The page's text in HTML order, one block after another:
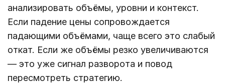
анализировать объёмы, уровни и контекст.
Если падение цены сопровождается
падающими объёмами, чаще всего это слабый
откат. Если же объёмы резко увеличиваются
— это уже сигнал разворота и повод
пересмотреть стратегию.